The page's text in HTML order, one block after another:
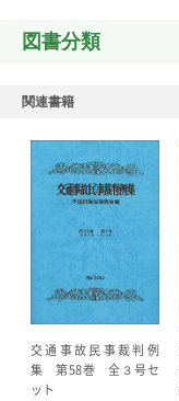
図書分類
関連書籍
交通事故民事裁判例
集 第58巻 全３号セ
ット